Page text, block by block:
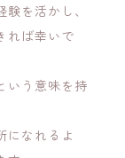
を活かし、
れば幸いで
いう意味を持
になれるよ